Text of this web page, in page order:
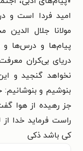
امید فردا است و
پیام‌ها و درس‌ها و
دریای بی‌کران
نخواهد گنجید و
بنوشیم و
جز رهیده از هوا
راست فرماید خدا
کی باشد ذکی